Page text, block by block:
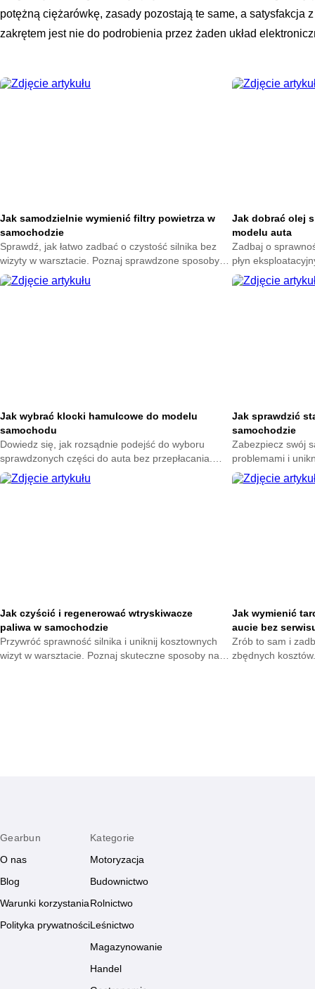
potężną ciężarówkę, zasady pozostają te same, a satysfakcja
zakrętem jest nie do podrobienia przez żaden układ
Jak samodzielnie wymienić filtry powietrza w
samochodzie
Sprawdź, jak łatwo zadbać o czystość silnika bez
wizyty w warsztacie. Poznaj sprawdzone sposoby
na wybór dobrych części i uniknij kosztownych
pomyłek przy ich wymianie.
Jak dobrać olej
modelu auta
Zadbaj o
płyn
dowiedz się, jak
swojego
Jak wybrać klocki hamulcowe do modelu
samochodu
Dowiedz się, jak rozsądnie podejść do wyboru
sprawdzonych części do auta bez przepłacania.
Zadbaj o komfort jazdy i uniknij błędów, które mogą
kosztować więcej niż myślisz.
Jak sprawdzić
samochodzie
Zabezpiecz swój
problemami i
Poznaj proste
przygotuj auto na
Jak czyścić i regenerować wtryskiwacze
paliwa w samochodzie
Przywróć sprawność silnika i uniknij kosztownych
wizyt w warsztacie. Poznaj skuteczne sposoby na
Jak wymienić
aucie bez
Zrób to sam i
zbędnych
Gearbun
O nas
Blog
Warunki korzystania
Polityka prywatności
Kategorie
Motoryzacja
Budownictwo
Rolnictwo
Leśnictwo
Magazynowanie
Handel